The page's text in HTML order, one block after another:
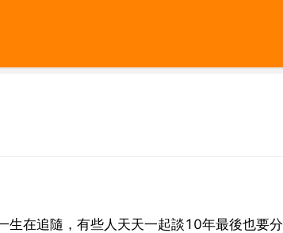
生在追隨，有些人天天一起談10年最後也要分